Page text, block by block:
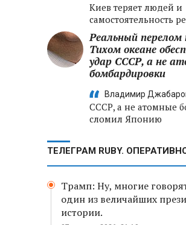
Киев теряет людей и
самостоятельность
Реальный перелом
Тихом океане
удар СССР, а не
бомбардировки
Владимир
СССР, а не атомные
сломил Японию
ТЕЛЕГРАМ RUBY.
Трамп: Ну, многие
один из величайших
истории.